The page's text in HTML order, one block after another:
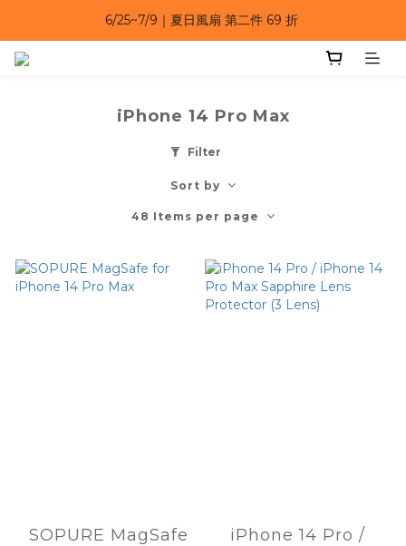
6/25~7/9｜夏日風扇 第二件 69 折
6/25~7/9｜夏日風扇 第二件 69 折
iPhone 14 Pro Max
Filter
Sort by
48 Items per page
SOPURE MagSafe
iPhone 14 Pro /